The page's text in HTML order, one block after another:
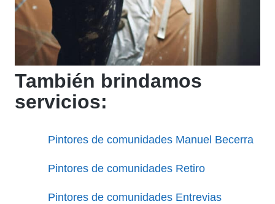
También brindamos
servicios:
Pintores de comunidades Manuel Becerra
Pintores de comunidades Retiro
Pintores de comunidades Entrevias